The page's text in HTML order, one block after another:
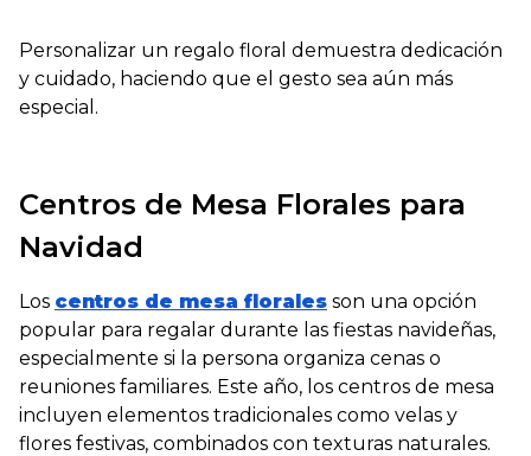
Personalizar un regalo floral demuestra dedicación
y cuidado, haciendo que el gesto sea aún más
especial.
Centros de Mesa Florales para
Navidad
Los centros de mesa florales son una opción
popular para regalar durante las fiestas navideñas,
especialmente si la persona organiza cenas o
reuniones familiares. Este año, los centros de mesa
incluyen elementos tradicionales como velas y
flores festivas, combinados con texturas naturales.